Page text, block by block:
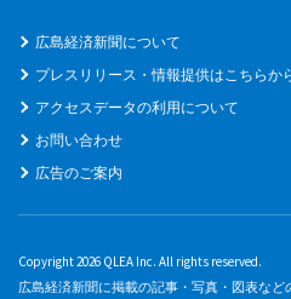
広島経済新聞について
プレスリリース・情報提供はこちらか
アクセスデータの利用について
お問い合わせ
広告のご案内
Copyright 2026 QLEA Inc. All rights reserved.
広島経済新聞に掲載の記事・写真・図表な